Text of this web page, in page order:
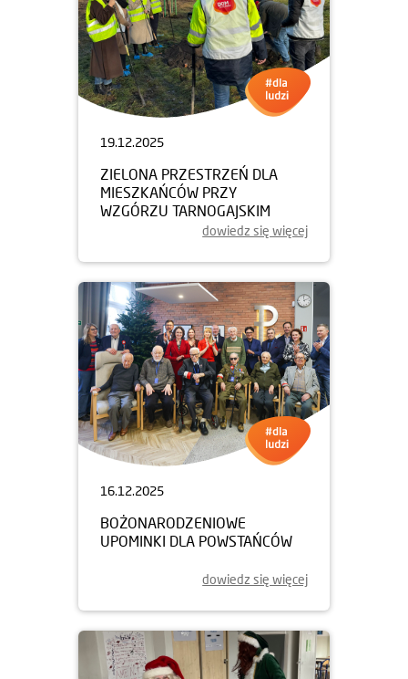
19.12.2025
ZIELONA PRZESTRZEŃ DLA
MIESZKAŃCÓW PRZY
WZGÓRZU TARNOGAJSKIM
dowiedz się więcej
16.12.2025
BOŻONARODZENIOWE
UPOMINKI DLA POWSTAŃCÓW
dowiedz się więcej